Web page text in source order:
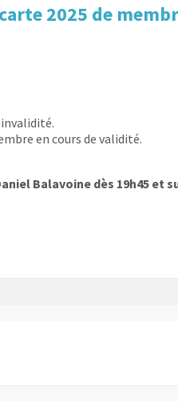
2025 de
en cours de validité.
Balavoine dès 19h45 et